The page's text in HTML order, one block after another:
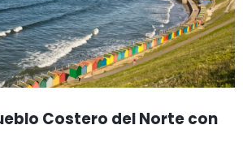
Costero del Norte con